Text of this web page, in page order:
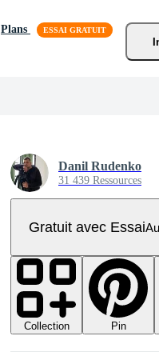
Plans
Danil Rudenko
31 439 Ressources
Gratuit avec Essai
Collection Pin